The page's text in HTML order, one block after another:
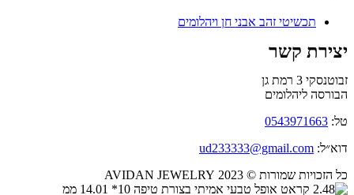
Menu
תכשיטי זהב אבני חן ויהלומים
Menu
יצירת קשר
זבוטנסקי 3 רמת גן
הבורסה ליהלומים
טל: 0543971663
דוא״ל: ud233333@gmail.com
כל הזכויות שמורות © 2023 AVIDAN JEWELRY